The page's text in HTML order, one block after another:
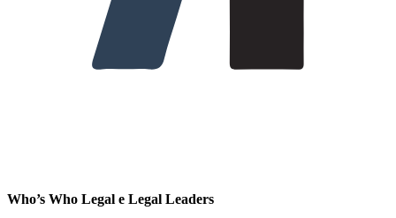
Who’s Who Legal e Legal Leaders